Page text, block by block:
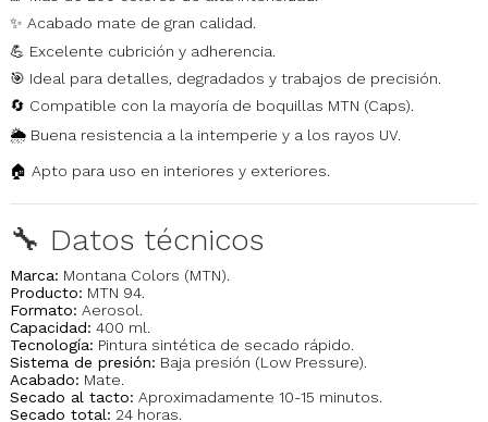
✨ Acabado mate de gran calidad.
💪 Excelente cubrición y adherencia.
🎯 Ideal para detalles, degradados y trabajos de precisión.
🔄 Compatible con la mayoría de boquillas MTN (Caps).
🌦️ Buena resistencia a la intemperie y a los rayos UV.
🏠 Apto para uso en interiores y exteriores.
🔧 Datos técnicos
Marca: Montana Colors (MTN).
Producto: MTN 94.
Formato: Aerosol.
Capacidad: 400 ml.
Tecnología: Pintura sintética de secado rápido.
Sistema de presión: Baja presión (Low Pressure).
Acabado: Mate.
Secado al tacto: Aproximadamente 10-15 minutos.
Secado total: 24 horas.